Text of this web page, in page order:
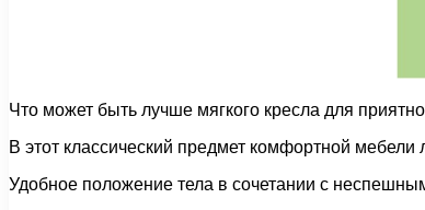
Что может быть лучше мягкого кресла для
В этот классический предмет комфортной
Удобное положение тела в сочетании с